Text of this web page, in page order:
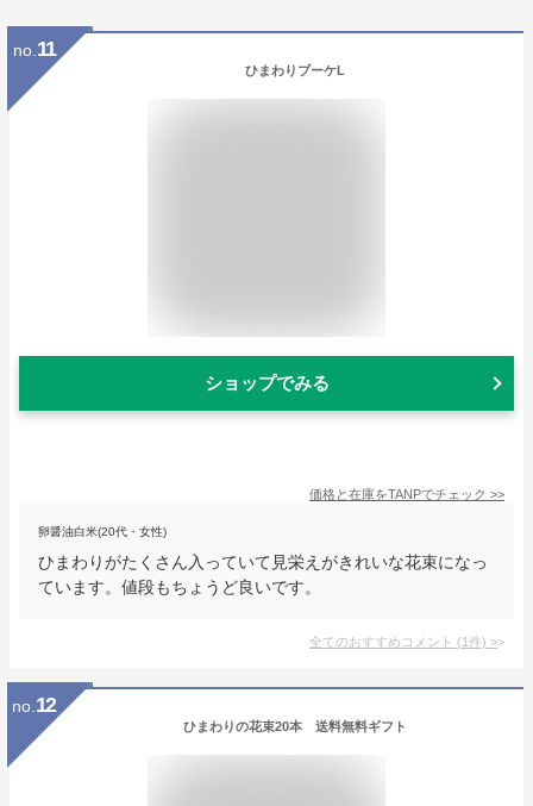
no. 11
ひまわりブーケL
ショップでみる
価格と在庫をTANPでチェック >>
卵醤油白米(20代・女性)
ひまわりがたくさん入っていて見栄えがきれいな花束になっ
ています。値段もちょうど良いです。
全てのおすすめコメント (1件) >
no. 12
ひまわりの花束20本 送料無料ギフト